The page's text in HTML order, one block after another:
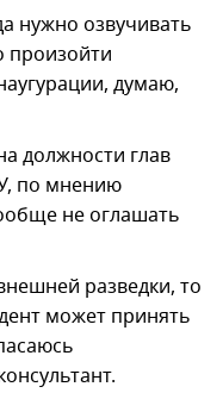
нужно озвучивать
произойти
думаю,
должности глав
по мнению
не оглашать
разведки, то
может принять